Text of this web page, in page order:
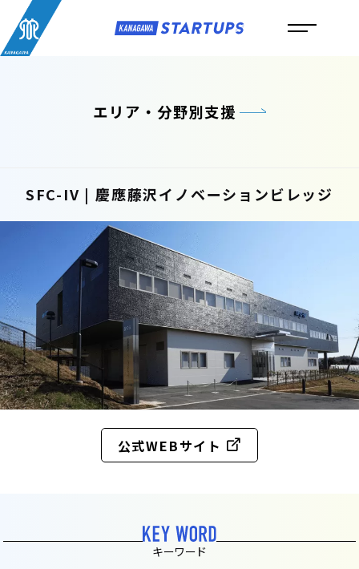
エリア・分野別支援
SFC-IV | 慶應藤沢イノベーションビレッジ
公式WEBサイト
キーワード